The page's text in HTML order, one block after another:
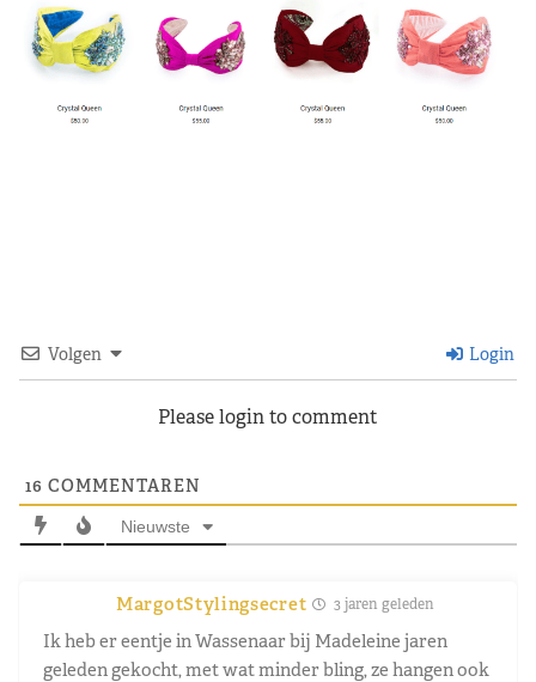
Volgen Login
Please login to comment
16 COMMENTAREN
Nieuwste
MargotStylingsecret 3 jaren geleden
Ik heb er eentje in Wassenaar bij Madeleine jaren
geleden gekocht, met wat minder bling, ze hangen ook